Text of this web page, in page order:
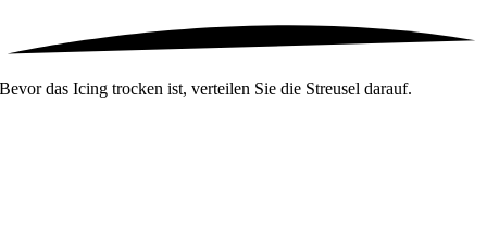
Bevor das Icing trocken ist, verteilen Sie die Streusel darauf.